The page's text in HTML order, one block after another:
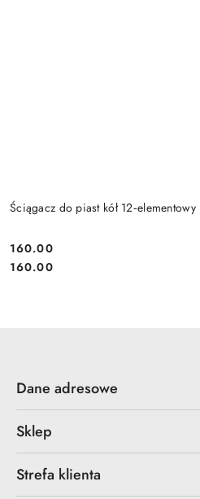
Ściągacz do piast kół
Cena:
160.00
Cena:
160.00
Dane adresowe
Sklep
Strefa klienta